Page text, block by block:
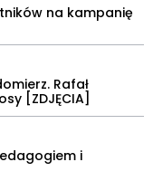
na kampanię
Rafał
[ZDJĘCIA]
i